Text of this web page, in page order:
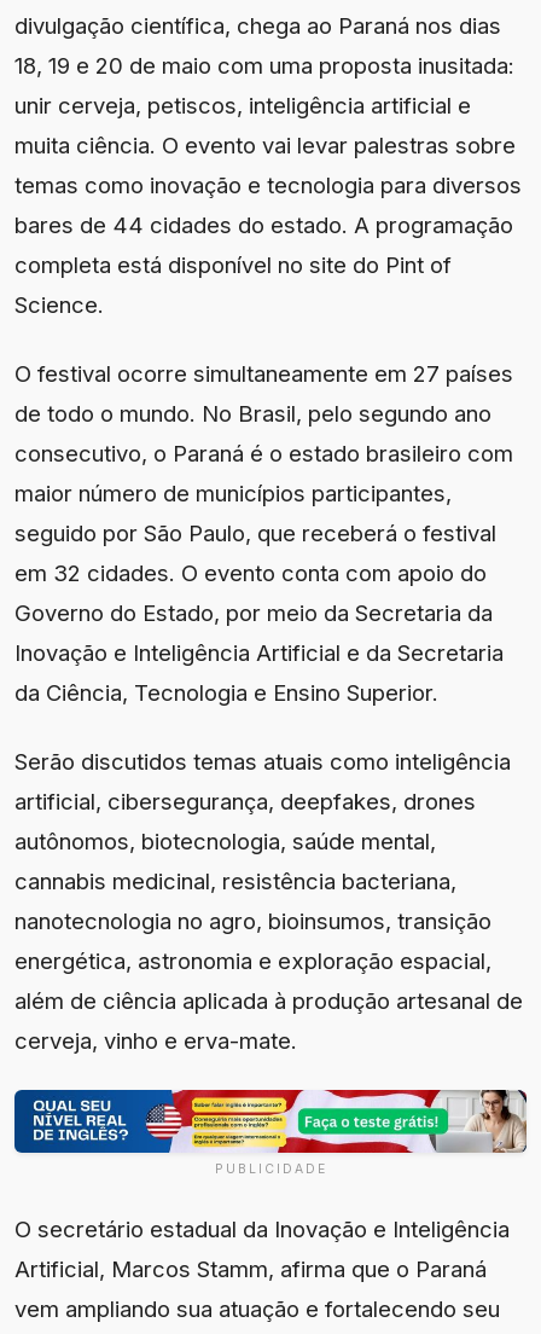
divulgação científica, chega ao Paraná nos dias
18, 19 e 20 de maio com uma proposta inusitada:
unir cerveja, petiscos, inteligência artificial e
muita ciência. O evento vai levar palestras sobre
temas como inovação e tecnologia para diversos
bares de 44 cidades do estado. A programação
completa está disponível no site do Pint of
Science.
O festival ocorre simultaneamente em 27 países
de todo o mundo. No Brasil, pelo segundo ano
consecutivo, o Paraná é o estado brasileiro com
maior número de municípios participantes,
seguido por São Paulo, que receberá o festival
em 32 cidades. O evento conta com apoio do
Governo do Estado, por meio da Secretaria da
Inovação e Inteligência Artificial e da Secretaria
da Ciência, Tecnologia e Ensino Superior.
Serão discutidos temas atuais como inteligência
artificial, cibersegurança, deepfakes, drones
autônomos, biotecnologia, saúde mental,
cannabis medicinal, resistência bacteriana,
nanotecnologia no agro, bioinsumos, transição
energética, astronomia e exploração espacial,
além de ciência aplicada à produção artesanal de
cerveja, vinho e erva-mate.
PUBLICIDADE
O secretário estadual da Inovação e Inteligência
Artificial, Marcos Stamm, afirma que o Paraná
vem ampliando sua atuação e fortalecendo seu